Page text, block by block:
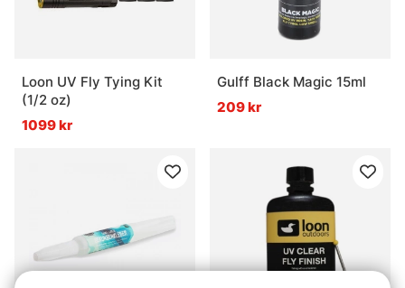
Loon UV Fly Tying Kit
(1/2 oz)
1099 kr
Gulff Black Magic 15ml
209 kr